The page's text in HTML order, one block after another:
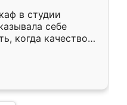
в студии
себе
когда качеством
кухня уже почти